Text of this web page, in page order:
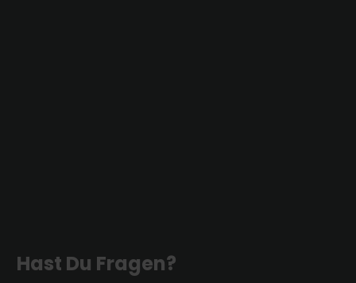
Hast Du Fragen?